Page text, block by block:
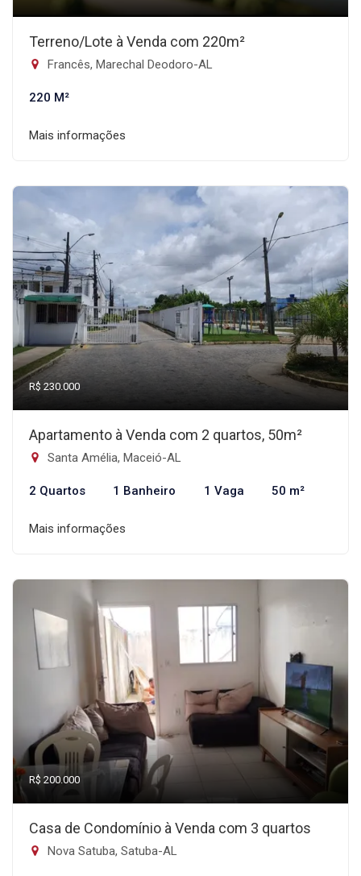
Terreno/Lote à Venda com 220m²
Francês, Marechal Deodoro-AL
220 M²
Mais informações
R$ 230.000
Apartamento à Venda com 2 quartos, 50m²
Santa Amélia, Maceió-AL
2 Quartos 1 Banheiro 1 Vaga 50 m²
Mais informações
R$ 200.000
Casa de Condomínio à Venda com 3 quartos
Nova Satuba, Satuba-AL